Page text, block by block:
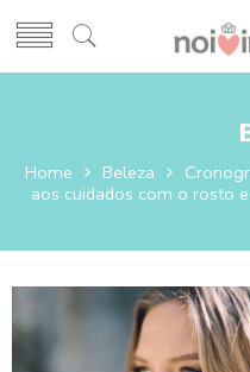
Home Beleza
aos cuidados com o rosto